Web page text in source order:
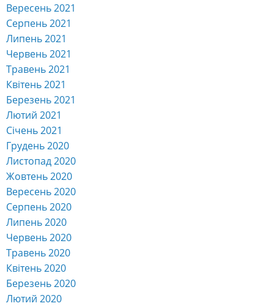
Вересень 2021
Серпень 2021
Липень 2021
Червень 2021
Травень 2021
Квітень 2021
Березень 2021
Лютий 2021
Січень 2021
Грудень 2020
Листопад 2020
Жовтень 2020
Вересень 2020
Серпень 2020
Липень 2020
Червень 2020
Травень 2020
Квітень 2020
Березень 2020
Лютий 2020